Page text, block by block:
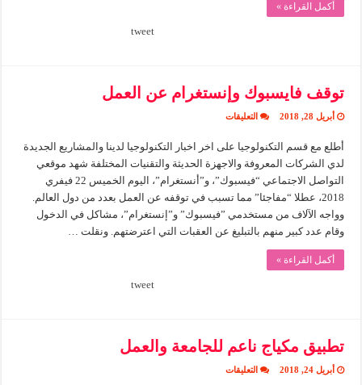
أكمل القراءة »
tweet
توقف فايسبوك وإنستغرام عن العمل
أبريل 28, 2018 التعليقاتعلى
وإنستغرام
العمل
مغلقة
أطلع مع قسم التكنولوجيا على اخر اخبار التكنولوجيا لدينا والمشاريع الجديدة
لدي الشركات المعروفة والاجهزة الحديثة والتقنيات المختلفة شهد موقعي
التواصل الاجتماعي “فيسبوك”، و”أنستغرام”، اليوم الخميس 22 فيفري
2018، عطلا “مفاجئا” مما تسبب في توقفه عن العمل بعدد من دول العالم.
وواجه الآلاف من مستخدمي ”فيسبوك” و”إنستغرام”، مشاكل في الدخول
وقام عدد كبير منهم بالتبليغ عن العقبات التي اعترضتهم. ونقلت …
أكمل القراءة »
tweet
تطبيق مكياج ناعم للجامعة والعمل
أبريل 24, 2018 التعليقاتعلى